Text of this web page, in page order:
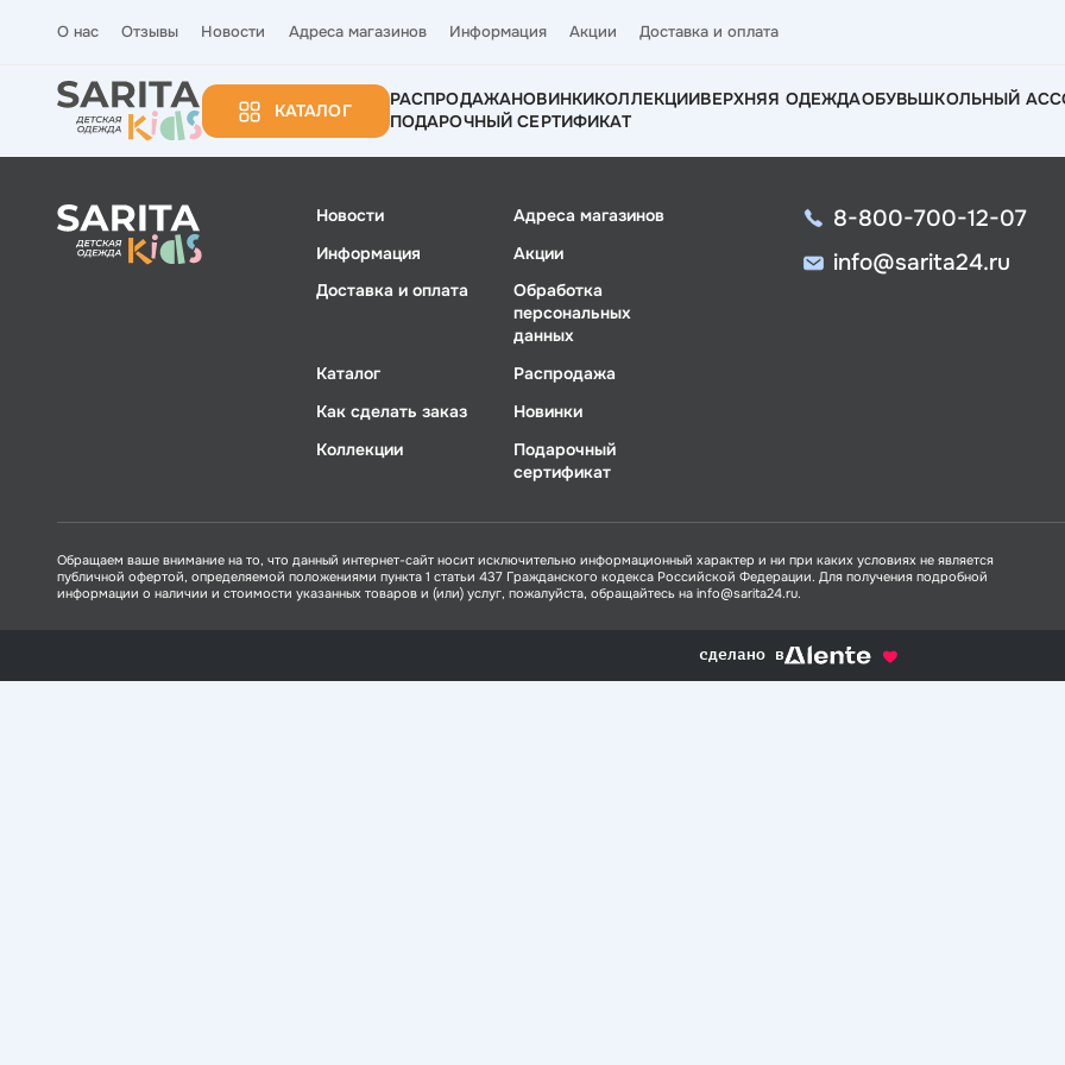
О нас Отзывы Новости Адреса магазинов Информация Акции Доставка и оплата
КАТАЛОГ
РАСПРОДАЖАНОВИНКИКОЛЛЕКЦИИВЕРХНЯЯ ОДЕЖДАОБУВЬШКОЛЬНЫЙ
ПОДАРОЧНЫЙ СЕРТИФИКАТ
Новости
Адреса магазинов
Информация
Акции
Доставка и оплата
Обработка
персональных
данных
Каталог
Распродажа
Как сделать заказ
Новинки
Коллекции
Подарочный
сертификат
8-800-700-12-07
info@sarita24.ru
Обращаем ваше внимание на то, что данный интернет-сайт носит исключительно информационный характер и ни при каких условиях не является
публичной офертой, определяемой положениями пункта 1 статьи 437 Гражданского кодекса Российской Федерации. Для получения подробной
информации о наличии и стоимости указанных товаров и (или) услуг, пожалуйста, обращайтесь на info@sarita24.ru.
сделано в alente